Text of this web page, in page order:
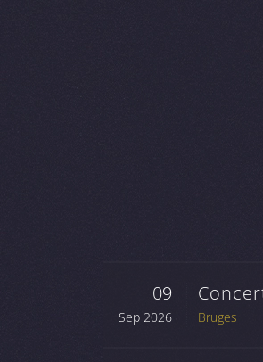
09
Sep 2026 Bruges